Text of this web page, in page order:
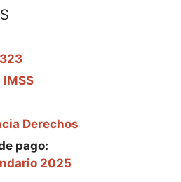
Derechos
pago:
2025